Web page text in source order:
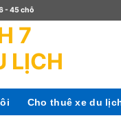
- 45 chỗ
Cho thuê xe du